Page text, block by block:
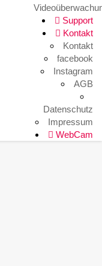
Support
Kontakt
Kontakt
facebook
Instagram
AGB
Datenschutz
Impressum
WebCam